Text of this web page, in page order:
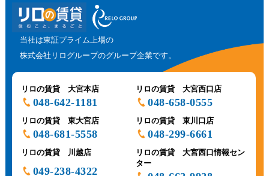
当社は東証プライム上場の
株式会社リログループのグループ企業です。
リロの賃貸 大宮本店
048-642-1181
リロの賃貸 大宮西口店
048-658-0555
リロの賃貸 東大宮店
048-681-5558
リロの賃貸 東川口店
048-299-6661
リロの賃貸 川越店
049-238-4322
リロの賃貸 大宮西口情報セン
ター